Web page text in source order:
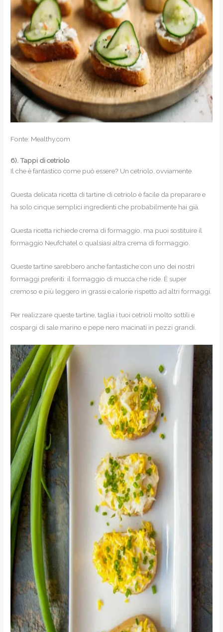
Fonte: Mealthy.com
6).Tappi di cetriolo
Il che è fantastico come può essere? Un cetriolo, ovviamente.
Questa delicata ricetta di tartine di cetriolo è facile da preparare e
ha solo cinque semplici ingredienti che probabilmente hai già.
Questa ricetta richiede crema di formaggio, ma puoi sostituire il
formaggio Neufchatel o qualsiasi altra crema di formaggio.
Queste tartine sarebbero anche fantastiche con uno dei nostri
formaggi preferiti: il formaggio di mucca che ride. È super
cremoso e più leggero in grassi e calorie rispetto ad altri formaggi.
Per realizzare queste tartine, taglia i tuoi cetrioli molto sottili e
cospargi di sale marino e pepe nero macinati in pezzi grandi.